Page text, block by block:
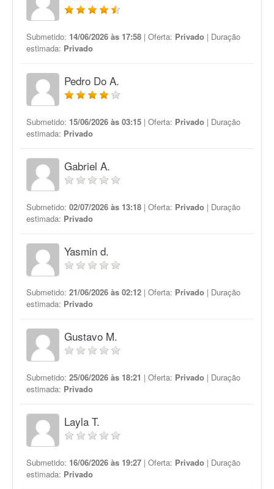
Submetido: 14/06/2026 às 17:58 | Oferta: Privado | Duração
estimada: Privado
Pedro Do A.
Submetido: 15/06/2026 às 03:15 | Oferta: Privado | Duração
estimada: Privado
Gabriel A.
Submetido: 02/07/2026 às 13:18 | Oferta: Privado | Duração
estimada: Privado
Yasmin d.
Submetido: 21/06/2026 às 02:12 | Oferta: Privado | Duração
estimada: Privado
Gustavo M.
Submetido: 25/06/2026 às 18:21 | Oferta: Privado | Duração
estimada: Privado
Layla T.
Submetido: 16/06/2026 às 19:27 | Oferta: Privado | Duração
estimada: Privado